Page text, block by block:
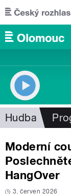
Přejít k hlavnímu
Hudba
Moderní
HangOver
3. červen 2026